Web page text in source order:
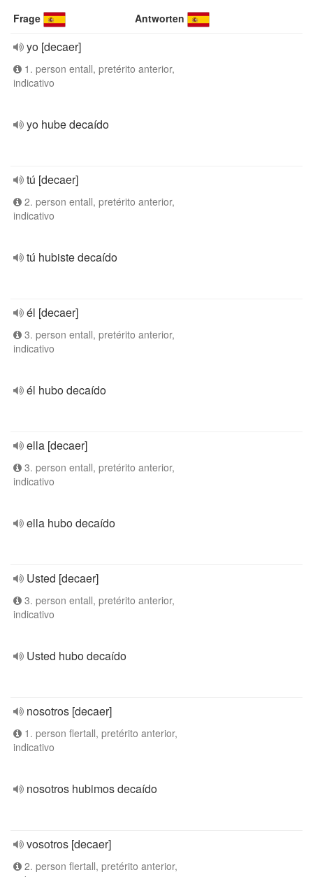
Frage Antworten
yo [decaer]
1. person entall, pretérito anterior,
indicativo
yo hube decaído
tú [decaer]
2. person entall, pretérito anterior,
indicativo
tú hubiste decaído
él [decaer]
3. person entall, pretérito anterior,
indicativo
él hubo decaído
ella [decaer]
3. person entall, pretérito anterior,
indicativo
ella hubo decaído
Usted [decaer]
3. person entall, pretérito anterior,
indicativo
Usted hubo decaído
nosotros [decaer]
1. person flertall, pretérito anterior,
indicativo
nosotros hubimos decaído
vosotros [decaer]
2. person flertall, pretérito anterior,